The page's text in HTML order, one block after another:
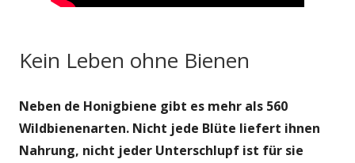
Kein Leben ohne Bienen
Neben de Honigbiene gibt es mehr als 560
Wildbienenarten. Nicht jede Blüte liefert ihnen
Nahrung, nicht jeder Unterschlupf ist für sie